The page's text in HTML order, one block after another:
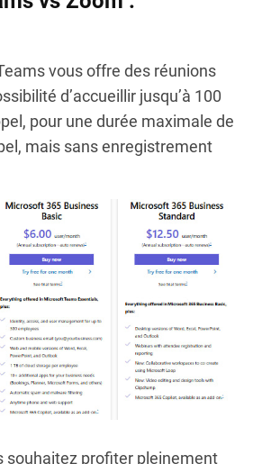
vous offre des réunions
d’accueillir jusqu’à 100
pour une durée maximale de
mais sans enregistrement
souhaitez profiter pleinement